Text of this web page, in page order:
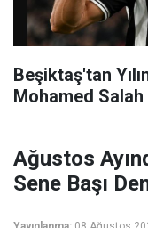
Beşiktaş'tan
Mohamed
Ağustos
Sene Başı